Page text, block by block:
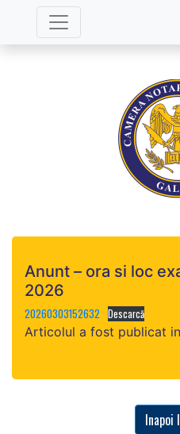
Anunt – ora si loc
2026
20260303152632 Descarcă
Articolul a fost publicat
Inapoi